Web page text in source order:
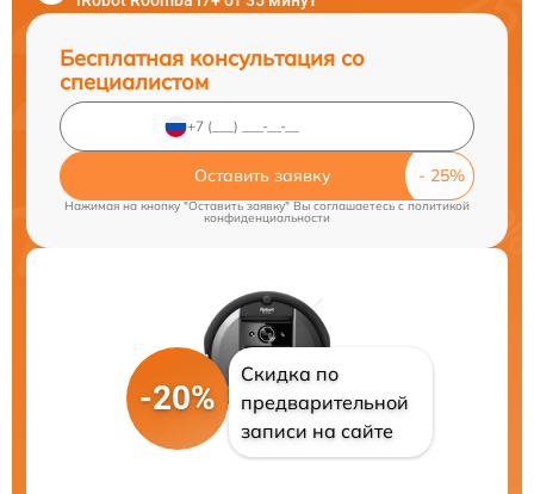
Бесплатная консультация со
специалистом
Оставить заявку
Нажимая на кнопку "Оставить заявку" Вы соглашаетесь cполитикой
конфиденциальности
-20%
Скидка по
предварительной
записи на сайте